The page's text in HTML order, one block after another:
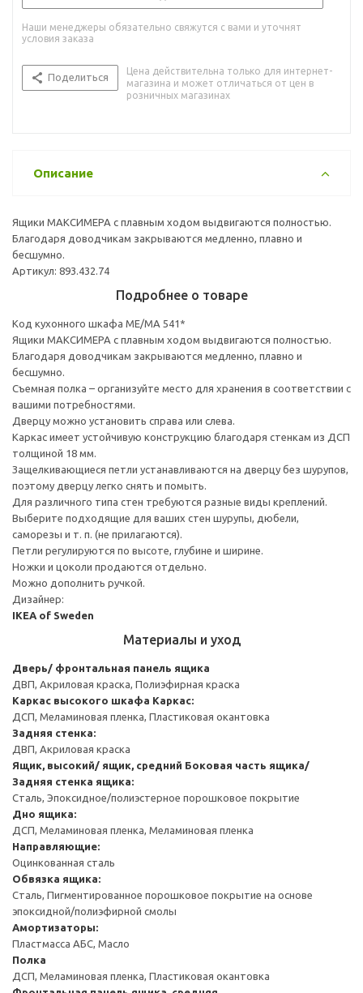
Наши менеджеры обязательно свяжутся с вами и уточнят
условия заказа
Поделиться
Цена действительна только для интернет-
магазина и может отличаться от цен в
розничных магазинах
Описание
Ящики МАКСИМЕРА с плавным ходом выдвигаются полностью.
Благодаря доводчикам закрываются медленно, плавно и
бесшумно.
Артикул: 893.432.74
Подробнее о товаре
Код кухонного шкафа ME/MA 541*
Ящики МАКСИМЕРА с плавным ходом выдвигаются полностью.
Благодаря доводчикам закрываются медленно, плавно и
бесшумно.
Съемная полка – организуйте место для хранения в соответствии с
вашими потребностями.
Дверцу можно установить справа или слева.
Каркас имеет устойчивую конструкцию благодаря стенкам из ДСП
толщиной 18 мм.
Защелкивающиеся петли устанавливаются на дверцу без шурупов,
поэтому дверцу легко снять и помыть.
Для различного типа стен требуются разные виды креплений.
Выберите подходящие для ваших стен шурупы, дюбели,
саморезы и т. п. (не прилагаются).
Петли регулируются по высоте, глубине и ширине.
Ножки и цоколи продаются отдельно.
Можно дополнить ручкой.
Дизайнер:
IKEA of Sweden
Материалы и уход
Дверь/ фронтальная панель ящика
ДВП, Акриловая краска, Полиэфирная краска
Каркас высокого шкафа Каркас:
ДСП, Меламиновая пленка, Пластиковая окантовка
Задняя стенка:
ДВП, Акриловая краска
Ящик, высокий/ ящик, средний Боковая часть ящика/
Задняя стенка ящика:
Сталь, Эпоксидное/полиэстерное порошковое покрытие
Дно ящика:
ДСП, Меламиновая пленка, Меламиновая пленка
Направляющие:
Оцинкованная сталь
Обвязка ящика:
Сталь, Пигментированное порошковое покрытие на основе
эпоксидной/полиэфирной смолы
Амортизаторы:
Пластмасса АБС, Масло
Полка
ДСП, Меламиновая пленка, Пластиковая окантовка